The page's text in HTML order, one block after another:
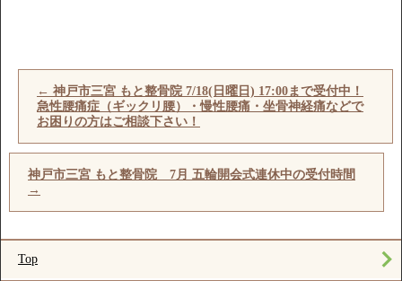
← 神戸市三宮 もと整骨院 7/18(日曜日) 17:00まで受付中！
急性腰痛症（ギックリ腰）・慢性腰痛・坐骨神経痛などで
お困りの方はご相談下さい！
神戸市三宮 もと整骨院 7月 五輪開会式連休中の受付時間
→
Top